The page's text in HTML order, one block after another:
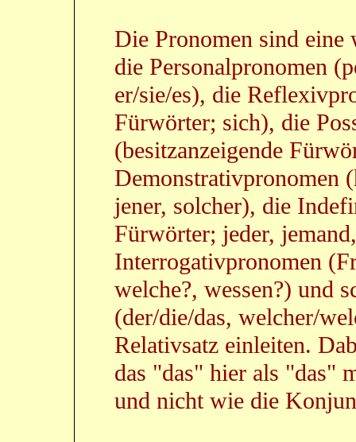
Die Pronomen sind
die Personalpronomen
er/sie/es), die
Fürwörter; sich), die
(besitzanzeigende
Demonstrativpronomen
jener, solcher), die
Fürwörter; jeder,
Interrogativpronomen
welche?, wessen?) und
(der/die/das, welcher/
Relativsatz einleiten.
das "das" hier als "das"
und nicht wie die